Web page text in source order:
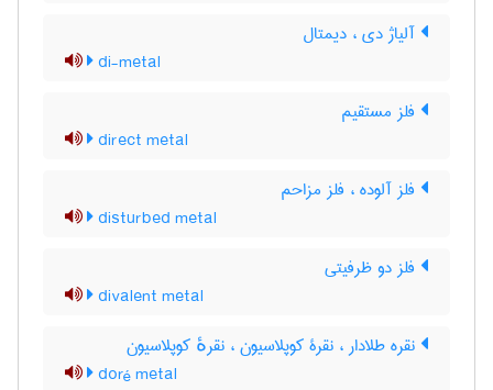
آلیاژ دی ، دیمتال
di-metal
فلز مستقیم
direct metal
فلز آلوده ، فلز مزاحم
disturbed metal
فلز دو ظرفیتی
divalent metal
نقره طلادار ، نقرۀ کوپلاسیون ، نقرهٔ کوپلاسیون
doré metal